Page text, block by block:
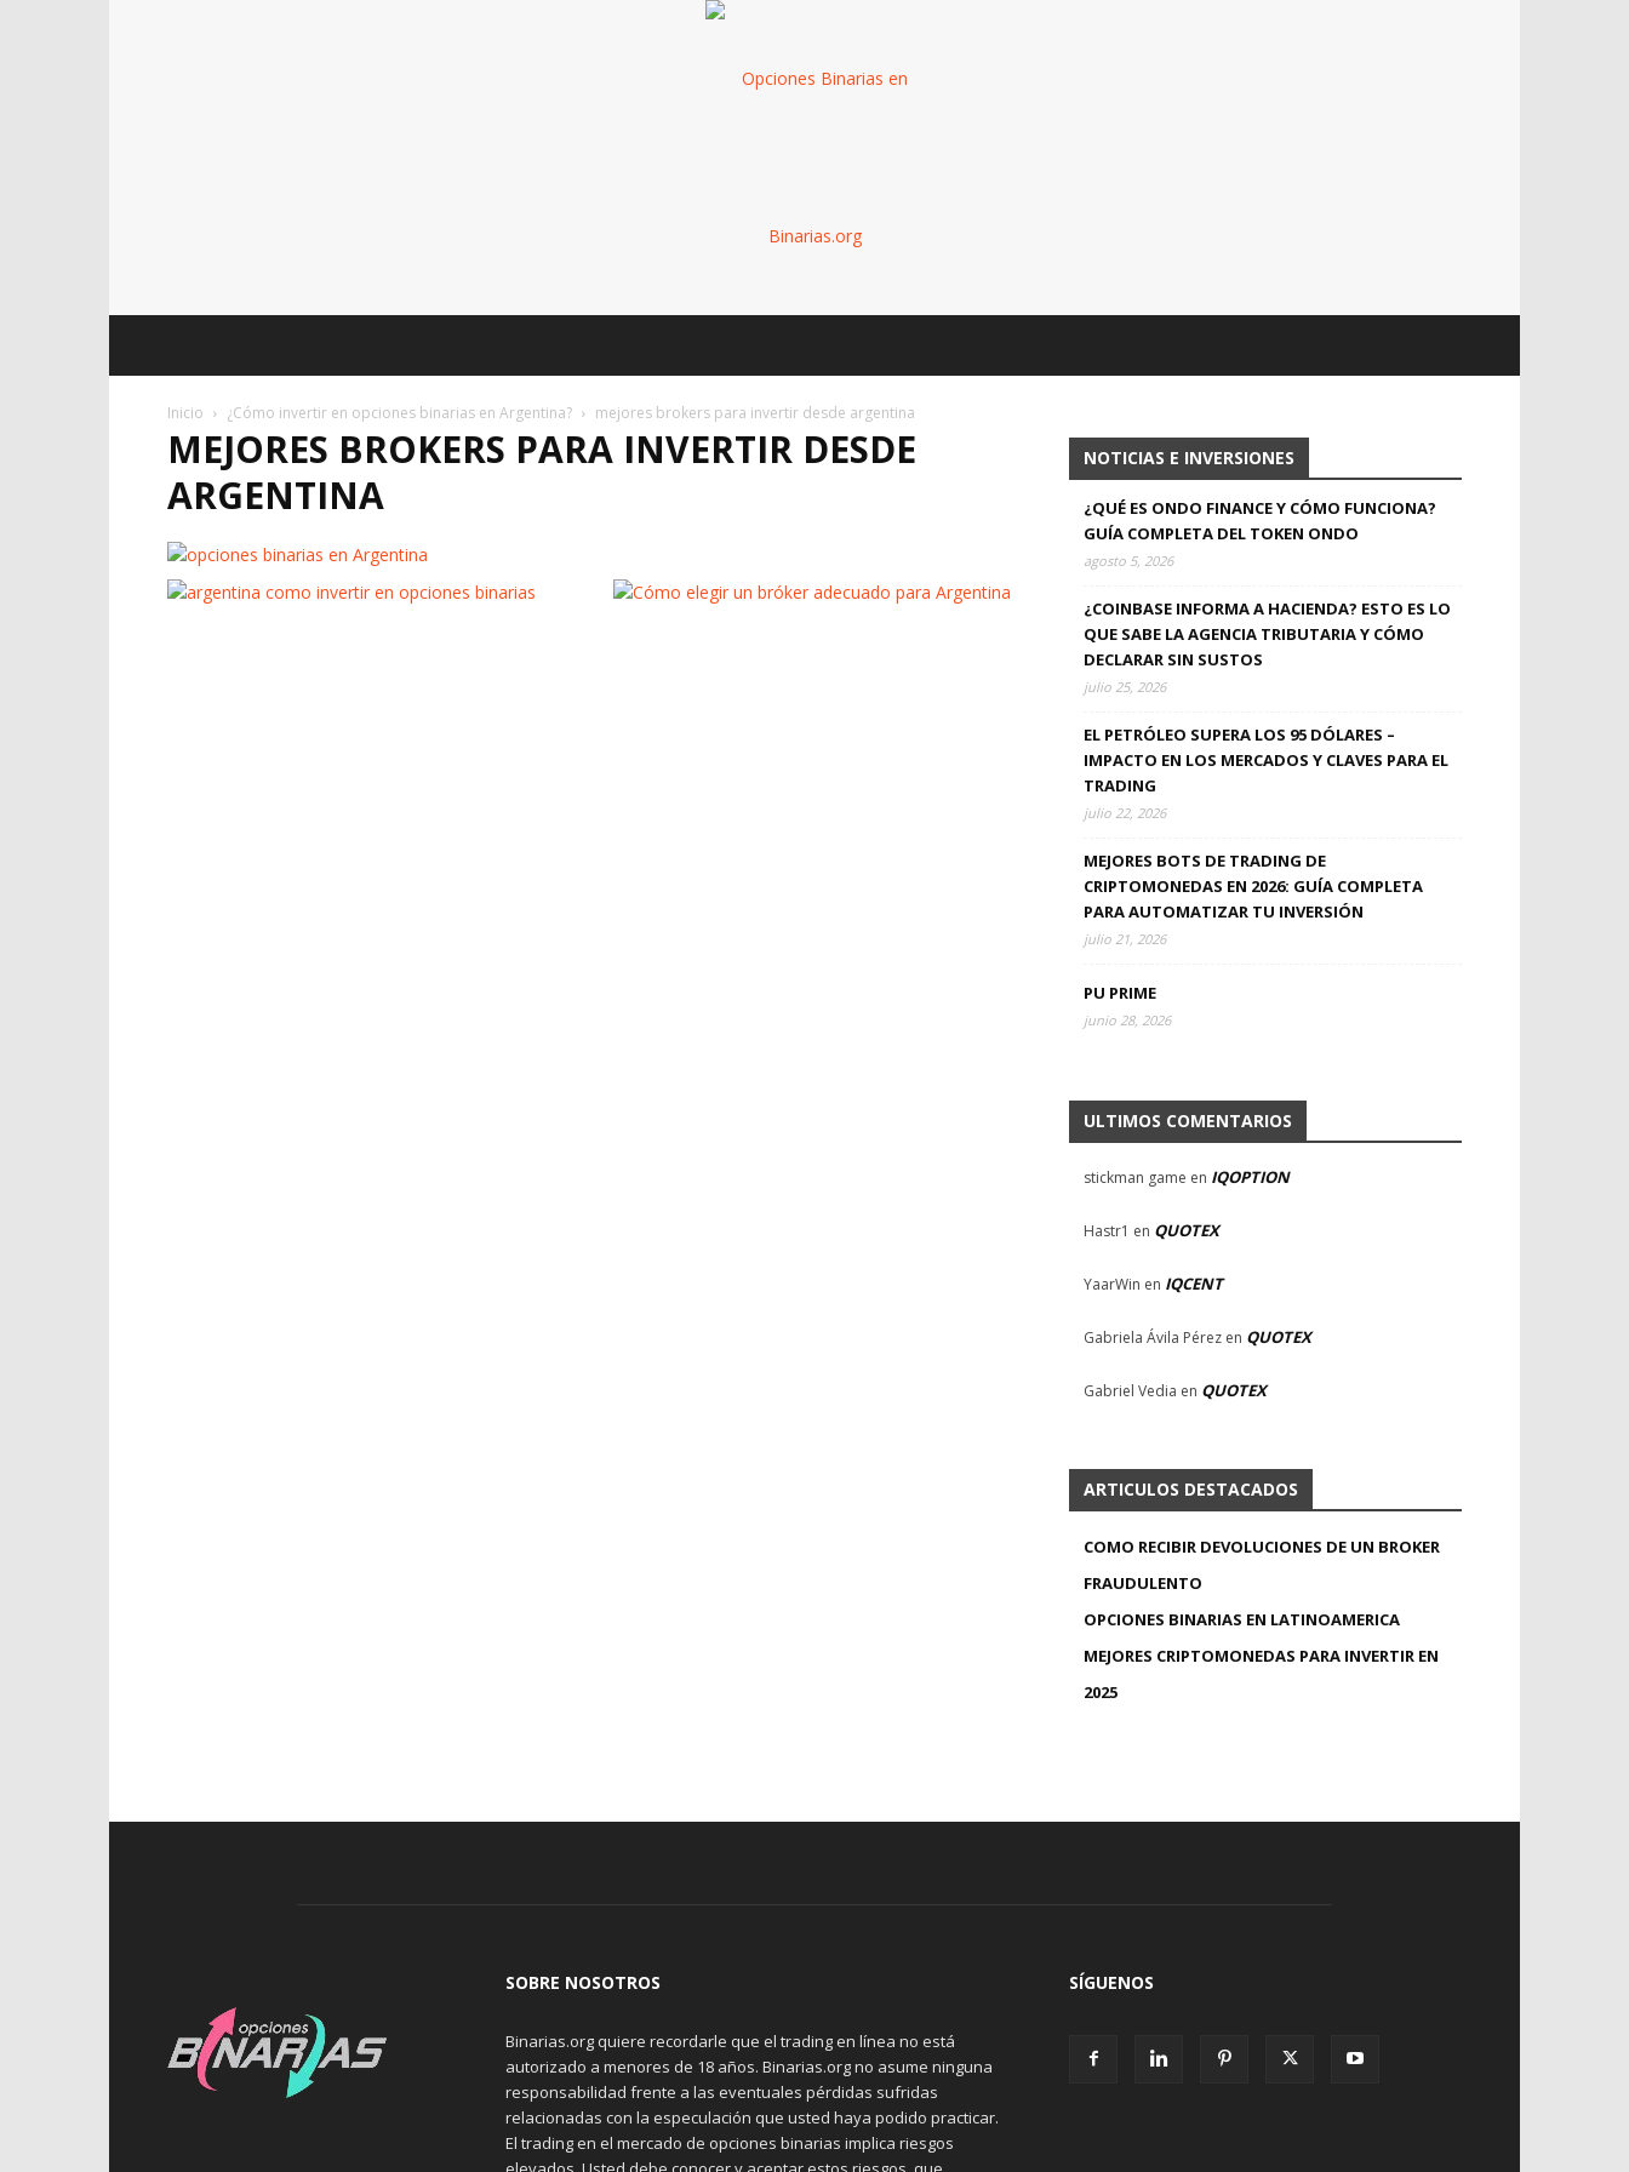
Inicio ¿Cómo invertir en opciones binarias en Argentina? mejores brokers para invertir desde argentina
MEJORES BROKERS PARA INVERTIR DESDE
ARGENTINA
NOTICIAS E INVERSIONES
¿QUÉ ES ONDO FINANCE Y CÓMO FUNCIONA?
GUÍA COMPLETA DEL TOKEN ONDO
agosto 5, 2026
¿COINBASE INFORMA A HACIENDA? ESTO ES LO
QUE SABE LA AGENCIA TRIBUTARIA Y CÓMO
DECLARAR SIN SUSTOS
julio 25, 2026
EL PETRÓLEO SUPERA LOS 95 DÓLARES –
IMPACTO EN LOS MERCADOS Y CLAVES PARA EL
TRADING
julio 22, 2026
MEJORES BOTS DE TRADING DE
CRIPTOMONEDAS EN 2026: GUÍA COMPLETA
PARA AUTOMATIZAR TU INVERSIÓN
julio 21, 2026
PU PRIME
junio 28, 2026
ULTIMOS COMENTARIOS
stickman game en IQOPTION
Hastr1 en QUOTEX
YaarWin en IQCENT
Gabriela Ávila Pérez en QUOTEX
Gabriel Vedia en QUOTEX
ARTICULOS DESTACADOS
COMO RECIBIR DEVOLUCIONES DE UN BROKER
FRAUDULENTO
OPCIONES BINARIAS EN LATINOAMERICA
MEJORES CRIPTOMONEDAS PARA INVERTIR EN
2025
SOBRE NOSOTROS
Binarias.org quiere recordarle que el trading en línea no está
autorizado a menores de 18 años. Binarias.org no asume ninguna
responsabilidad frente a las eventuales pérdidas sufridas
relacionadas con la especulación que usted haya podido practicar.
El trading en el mercado de opciones binarias implica riesgos
SÍGUENOS